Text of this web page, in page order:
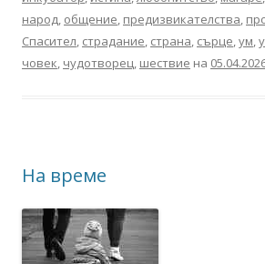
народ, общение, предизвикателства,
Спасител, страдание, страна, сърце,ум,
човек, чудотворец, шествие на
На време